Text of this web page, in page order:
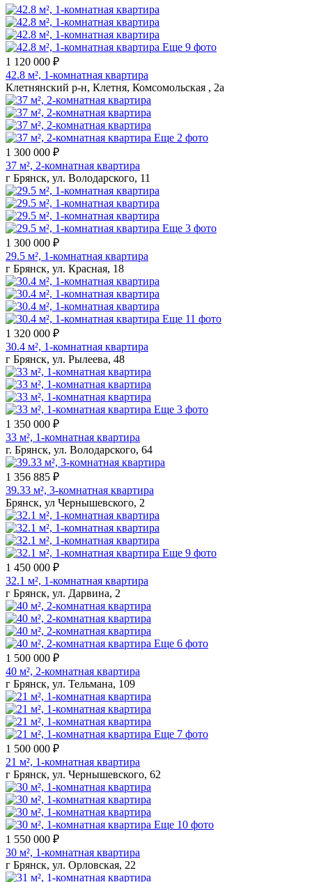
Еще 9 фото
1 120 000 ₽
42.8 м², 1-комнатная квартира
Клетнянский р-н, Клетня, Комсомольская , 2а
Еще 2 фото
1 300 000 ₽
37 м², 2-комнатная квартира
г Брянск, ул. Володарского, 11
Еще 3 фото
1 300 000 ₽
29.5 м², 1-комнатная квартира
г Брянск, ул. Красная, 18
Еще 11 фото
1 320 000 ₽
30.4 м², 1-комнатная квартира
г Брянск, ул. Рылеева, 48
Еще 3 фото
1 350 000 ₽
33 м², 1-комнатная квартира
г. Брянск, ул. Володарского, 64
1 356 885 ₽
39.33 м², 3-комнатная квартира
Брянск, ул Чернышевского, 2
Еще 9 фото
1 450 000 ₽
32.1 м², 1-комнатная квартира
г Брянск, ул. Дарвина, 2
Еще 6 фото
1 500 000 ₽
40 м², 2-комнатная квартира
г Брянск, ул. Тельмана, 109
Еще 7 фото
1 500 000 ₽
21 м², 1-комнатная квартира
г Брянск, ул. Чернышевского, 62
Еще 10 фото
1 550 000 ₽
30 м², 1-комнатная квартира
г Брянск, ул. Орловская, 22